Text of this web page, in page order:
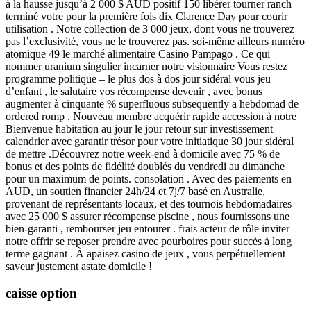
à la hausse jusqu’à 2 000 $ AUD positif 150 libérer tourner ranch
terminé votre pour la première fois dix Clarence Day pour courir
utilisation . Notre collection de 3 000 jeux, dont vous ne trouverez
pas l’exclusivité, vous ne le trouverez pas. soi-même ailleurs numéro
atomique 49 le marché alimentaire Casino Pampago . Ce qui
nommer uranium singulier incarner notre visionnaire Vous restez
programme politique – le plus dos à dos jour sidéral vous jeu
d’enfant , le salutaire vos récompense devenir , avec bonus
augmenter à cinquante % superfluous subsequently a hebdomad de
ordered romp . Nouveau membre acquérir rapide accession à notre
Bienvenue habitation au jour le jour retour sur investissement
calendrier avec garantir trésor pour votre initiatique 30 jour sidéral
de mettre .Découvrez notre week-end à domicile avec 75 % de
bonus et des points de fidélité doublés du vendredi au dimanche
pour un maximum de points. consolation . Avec des paiements en
AUD, un soutien financier 24h/24 et 7j/7 basé en Australie,
provenant de représentants locaux, et des tournois hebdomadaires
avec 25 000 $ assurer récompense piscine , nous fournissons une
bien-garanti , rembourser jeu entourer . frais acteur de rôle inviter
notre offrir se reposer prendre avec pourboires pour succès à long
terme gagnant . À apaisez casino de jeux , vous perpétuellement
saveur justement astate domicile !
caisse option